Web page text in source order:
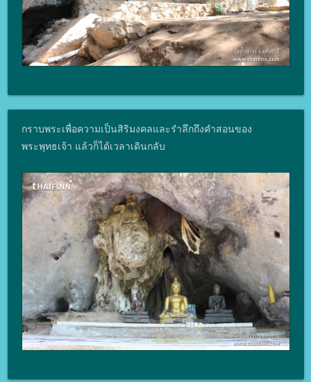
กราบพระเพื่อความเป็นสิริมงคลและรำลึกถึงคำสอนของ
พระพุทธเจ้า แล้วก็ได้เวลาเดินกลับ